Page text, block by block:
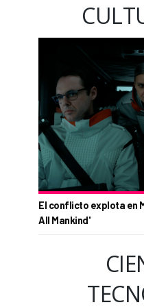
El conflicto explota en
All Mankind'